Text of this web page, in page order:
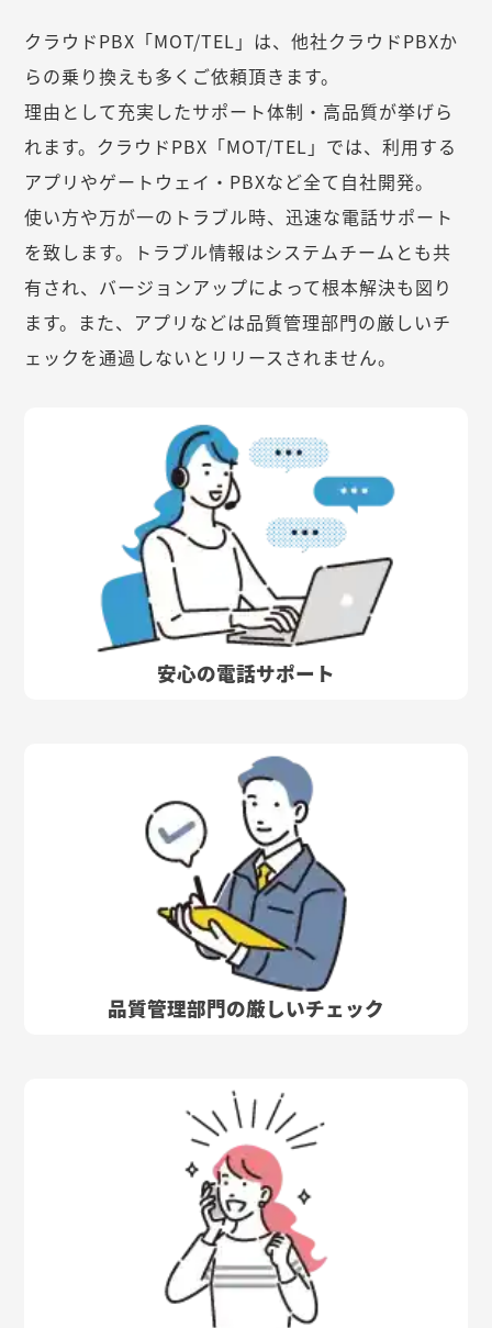
クラウドPBX「MOT/TEL」は、他社クラウドPBXか
らの乗り換えも多くご依頼頂きます。
理由として充実したサポート体制・高品質が挙げら
れます。クラウドPBX「MOT/TEL」では、利用する
アプリやゲートウェイ・PBXなど全て自社開発。
使い方や万が一のトラブル時、迅速な電話サポート
を致します。トラブル情報はシステムチームとも共
有され、バージョンアップによって根本解決も図り
ます。また、アプリなどは品質管理部門の厳しいチ
ェックを通過しないとリリースされません。
安心の電話サポート
品質管理部門の厳しいチェック